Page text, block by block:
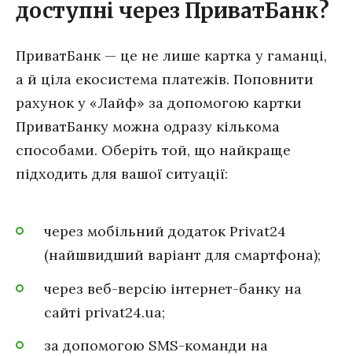
доступні через ПриватБанк?
ПриватБанк — це не лише картка у гаманці,
а й ціла екосистема платежів. Поповнити
рахунок у «Лайф» за допомогою картки
ПриватБанку можна одразу кількома
способами. Оберіть той, що найкраще
підходить для вашої ситуації:
через мобільний додаток Privat24
(найшвидший варіант для смартфона);
через веб-версію інтернет-банку на
сайті privat24.ua;
за допомогою SMS-команди на